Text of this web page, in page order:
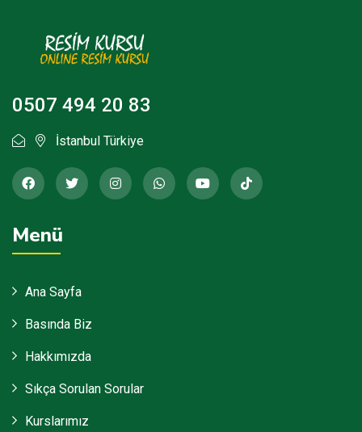
0507 494 20 83
İstanbul Türkiye
Menü
Ana Sayfa
Basında Biz
Hakkımızda
Sıkça Sorulan Sorular
Kurslarımız